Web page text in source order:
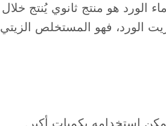
الورد هو منتج ثانوي يُنتج خلال
الورد، فهو المستخلص الزيتي
استخدامه بكميات أكبر.